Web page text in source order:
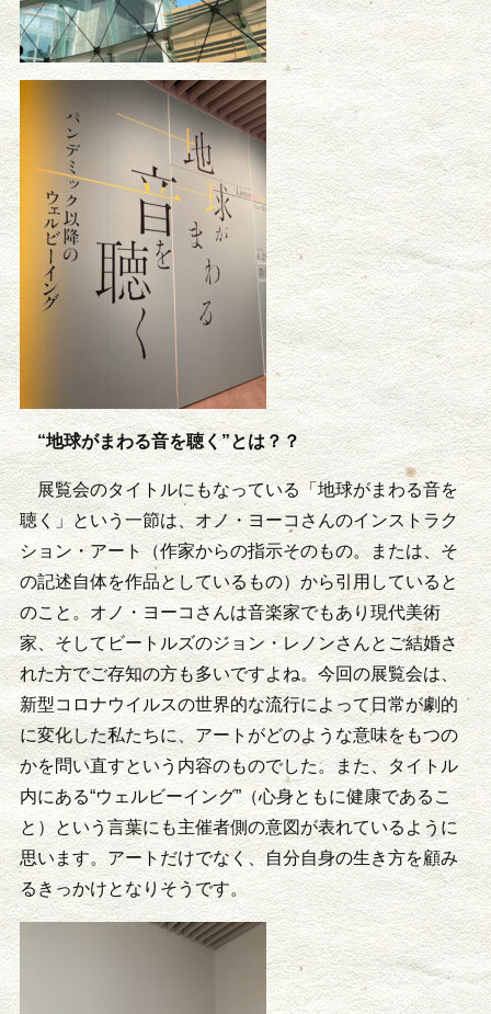
“地球がまわる音を聴く”とは？？
展覧会のタイトルにもなっている「地球がまわる音を
聴く」という一節は、オノ・ヨーコさんのインストラク
ション・アート（作家からの指示そのもの。または、そ
の記述自体を作品としているもの）から引用していると
のこと。オノ・ヨーコさんは音楽家でもあり現代美術
家、そしてビートルズのジョン・レノンさんとご結婚さ
れた方でご存知の方も多いですよね。今回の展覧会は、
新型コロナウイルスの世界的な流行によって日常が劇的
に変化した私たちに、アートがどのような意味をもつの
かを問い直すという内容のものでした。また、タイトル
内にある“ウェルビーイング”（心身ともに健康であるこ
と）という言葉にも主催者側の意図が表れているように
思います。アートだけでなく、自分自身の生き方を顧み
るきっかけとなりそうです。